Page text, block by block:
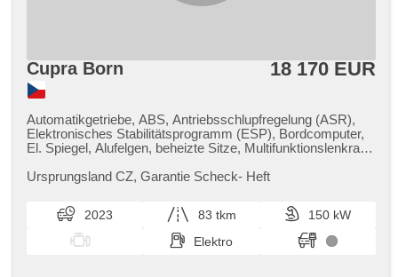
Cupra Born 18 170 EUR
Automatikgetriebe, ABS, Antriebsschlupfregelung (ASR),
Elektronisches Stabilitätsprogramm (ESP), Bordcomputer,
El. Spiegel, Alufelgen, beheizte Sitze, Multifunktionslenkrad,
Autoradio, El. Seitenscheiben, Heckscheibenwischer, zadní
Fahrkamera, Adaptive Geschwindigkeitsregelung,
Bluetooth, El. Klappspiegel, isofix, Lenkrad einstellbar,
starten per Taste, elektronická ruční brzda, hlasové ovládání
palubního počítače, Uhr Spur, Heck LED Leuchte, volba
Ursprungsland CZ,​ Garantie Scheck​- Heft
2023 83 tkm
150 kW
Elektro